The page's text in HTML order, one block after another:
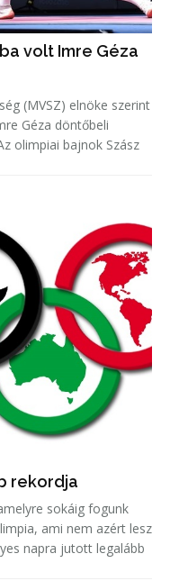
volt Imre Géza
(MVSZ) elnöke szerint
Géza döntőbeli
olimpiai bajnok Szász
rekordja
sokáig fogunk
ami nem azért lesz
napra jutott legalább